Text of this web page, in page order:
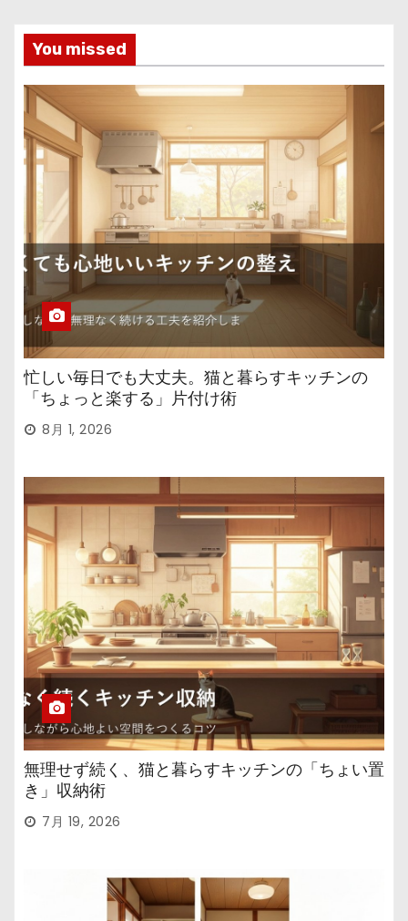
You missed
忙しい毎日でも大丈夫。猫と暮らすキッチンの
「ちょっと楽する」片付け術
8月 1, 2026
無理せず続く、猫と暮らすキッチンの「ちょい置
き」収納術
7月 19, 2026